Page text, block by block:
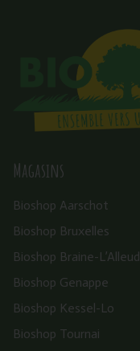
Magasins
Bioshop Aarschot
Bioshop Bruxelles
Bioshop Braine-L’Alleud
Bioshop Genappe
Bioshop Kessel-Lo
Bioshop Tournai